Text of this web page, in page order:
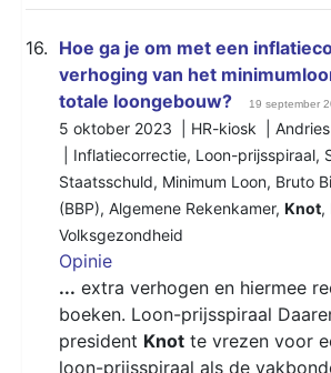
16. Hoe ga je om met een
verhoging van het
totale loongebouw?
19 september
5 oktober 2023 | HR-kiosk | Andries
Inflatiecorrectie, Loon-prijsspiraal,
Staatsschuld, Minimum Loon, Bruto
(BBP), Algemene Rekenkamer, Knot,
Volksgezondheid
Opinie
... extra verhogen en hiermee
boeken. Loon-prijsspiraal
president Knot te vrezen voor
loon-prijsspiraal als de